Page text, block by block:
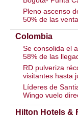
Pleno ascenso
50% de las
Colombia
Se consolida el
58% de las
RD pulveriza
visitantes hasta
Líderes de
Wingo vuelo
Hilton Hotels &